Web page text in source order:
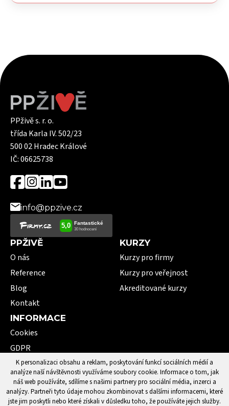
K personalizaci obsahu a reklam, poskytování funkcí sociálních médií a
analýze naší návštěvnosti využíváme soubory cookie. Informace o tom, jak
náš web používáte, sdílíme s našimi partnery pro sociální média, inzerci a
analýzy. Partneři tyto údaje mohou zkombinovat s dalšími informacemi, které
jste jim poskytli nebo které získali v důsledku toho, že používáte jejich služby.
PPživě s. r. o.
třída Karla IV. 502/23
500 02 Hradec Králové
IČ: 06625738
info@ppzive.cz
PPŽIVĚ
O nás
Reference
Blog
Kontakt
KURZY
Kurzy pro firmy
Kurzy pro veřejnost
Akreditované kurzy
INFORMACE
Cookies
GDPR
VOP
101 pojmů první pomoci